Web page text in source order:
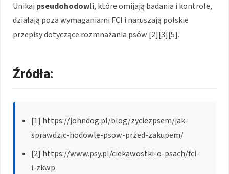
Unikaj pseudohodowli, które omijają badania i kontrole,
działają poza wymaganiami FCI i naruszają polskie
przepisy dotyczące rozmnażania psów [2][3][5].
Źródła:
[1] https://johndog.pl/blog/zyciezpsem/jak-
sprawdzic-hodowle-psow-przed-zakupem/
[2] https://www.psy.pl/ciekawostki-o-psach/fci-
i-zkwp